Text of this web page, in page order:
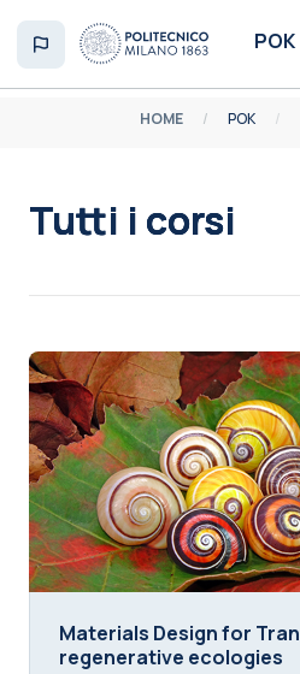
POK
HOME POK
Tutti i corsi
Materials Design for
Materials Design for
regenerative ecologies